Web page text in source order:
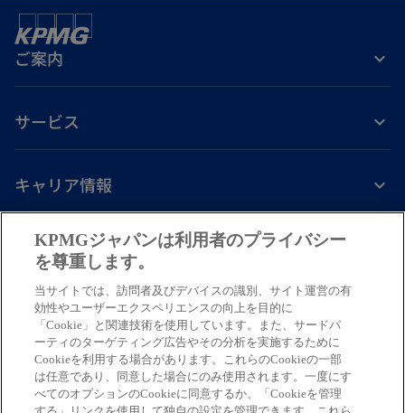
ご案内
サービス
キャリア情報
し
い
タ
ブ
で
開
く
新
し
タ
ブ
で
開
く
し
タ
ブ
で
開
く
し
タ
ブ
で
開
く
し
タ
ブ
で
開
く
免責事項プライバシーポリシー
© 2026 KPMG AZSA LLC, a limited liability audit corporation
incorporated under the Japanese Certified Public Accountants Law and
a member firm of the KPMG global organization of independent member
firms affiliated with KPMG International Limited, a private English
company limited by guarantee. All rights reserved. © 2026 KPMG Tax
Corporation, a tax corporation incorporated under the Japanese CPTA
KPMGジャパンは利用者のプライバシー
を尊重します。
当サイトでは、訪問者及びデバイスの識別、サイト運営の有
効性やユーザーエクスペリエンスの向上を目的に
「Cookie」と関連技術を使用しています。また、サードパ
ーティのターゲティング広告やその分析を実施するために
Cookieを利用する場合があります。これらのCookieの一部
は任意であり、同意した場合にのみ使用されます。一度にす
べてのオプションのCookieに同意するか、「Cookieを管理